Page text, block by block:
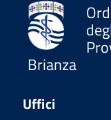
Brianza
Uffici